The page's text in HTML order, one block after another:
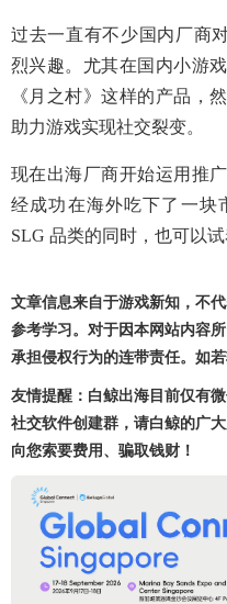
过去一直有不少国内厂商
烈兴趣。尤其在国内小游
《月之村》这样的产品，
助力游戏实现社交裂变。
现在出海厂商开始运用推
经成功在海外吃下了一块
SLG 品类的同时，也可以
文章信息来自于游戏新知，不
参考学习。对于因本网站内容
承担侵权行为的连带责任。如
友情提醒：白鲸出海目前仅有
社交软件创建群，请白鲸的广
向您索要费用、骗取钱财！